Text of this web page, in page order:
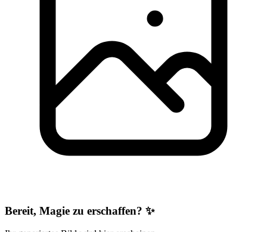
Bereit, Magie zu erschaffen? ✨